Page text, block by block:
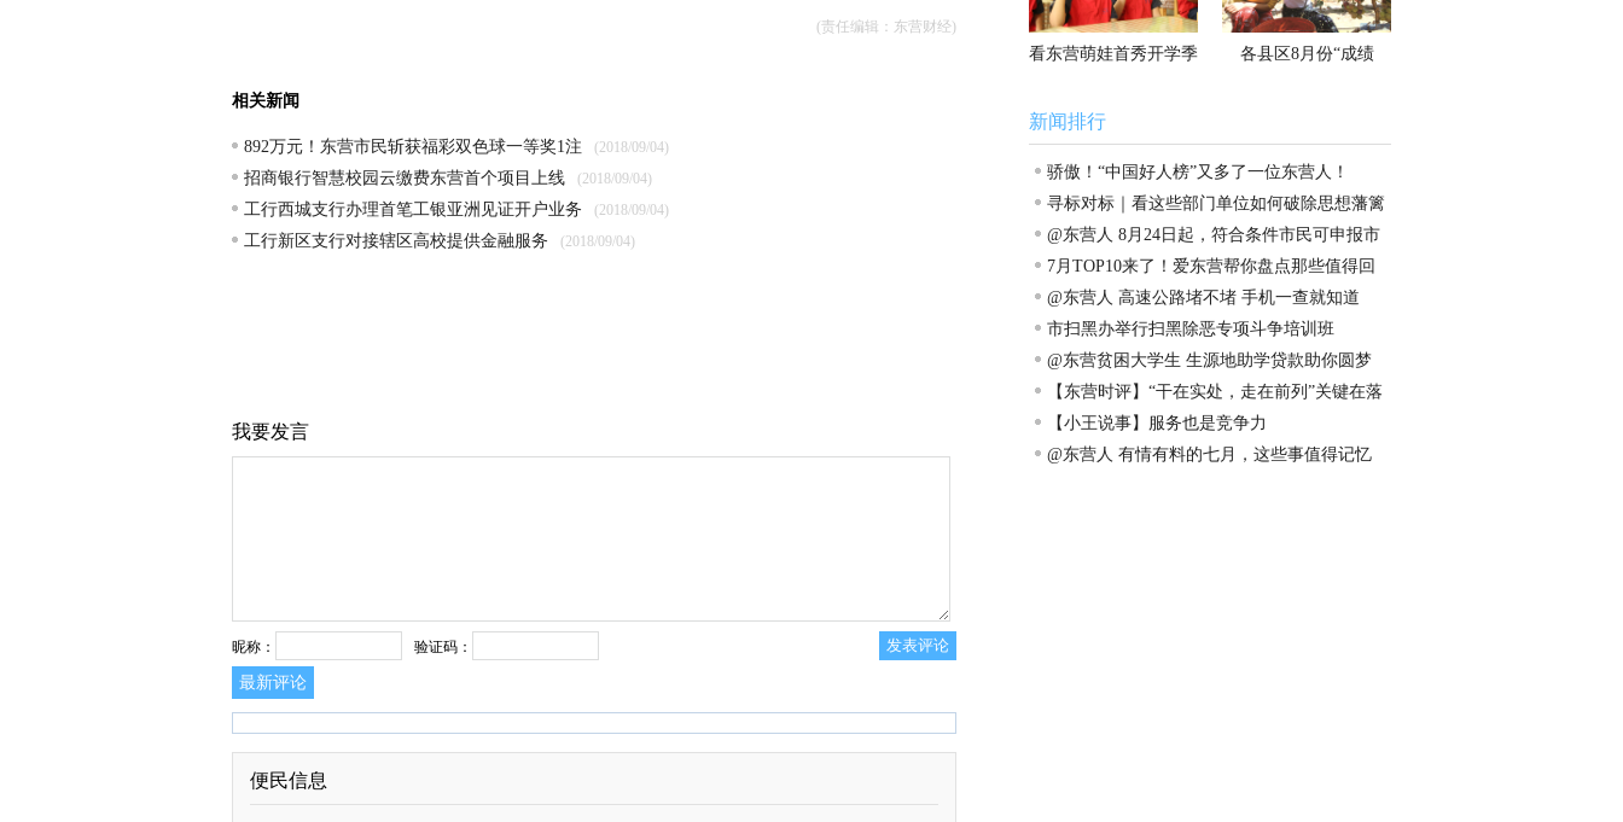
(责任编辑：东营财经)
相关新闻
892万元！东营市民斩获福彩双色球一等奖1注 (2018/09/04)
招商银行智慧校园云缴费东营首个项目上线 (2018/09/04)
工行西城支行办理首笔工银亚洲见证开户业务 (2018/09/04)
工行新区支行对接辖区高校提供金融服务 (2018/09/04)
我要发言
昵称： 验证码：
最新评论
便民信息
看东营萌娃首秀开学季 各县区8月份“成绩
新闻排行
骄傲！“中国好人榜”又多了一位东营人！
寻标对标｜看这些部门单位如何破除思想藩篱
立潮头？
@东营人 8月24日起，符合条件市民可申报市
直公租房
7月TOP10来了！爱东营帮你盘点那些值得回
眸的看点
@东营人 高速公路堵不堵 手机一查就知道
市扫黑办举行扫黑除恶专项斗争培训班
@东营贫困大学生 生源地助学贷款助你圆梦
大学
【东营时评】“干在实处，走在前列”关键在落
实
【小王说事】服务也是竞争力
@东营人 有情有料的七月，这些事值得记忆